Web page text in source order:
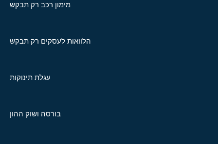
מימון רכב רק תבקש
הלוואות לעסקים רק תבקש
עגלת תינוקות
בורסה ושוק ההון